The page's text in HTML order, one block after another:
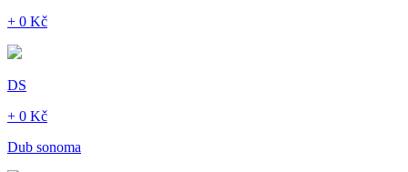
+ 0 Kč
DS
+ 0 Kč
Dub sonoma